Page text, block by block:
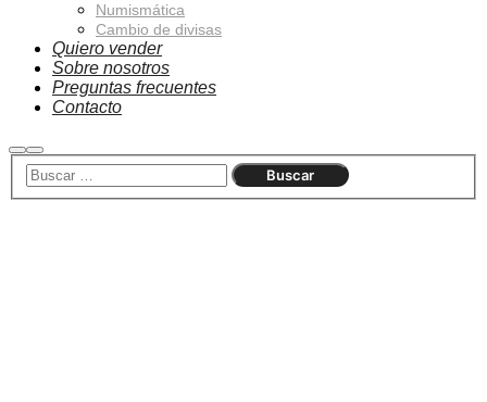
Numismática
Cambio de divisas
Quiero vender
Sobre nosotros
Preguntas frecuentes
Contacto